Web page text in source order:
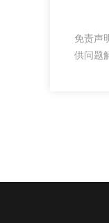
免责声
供问题